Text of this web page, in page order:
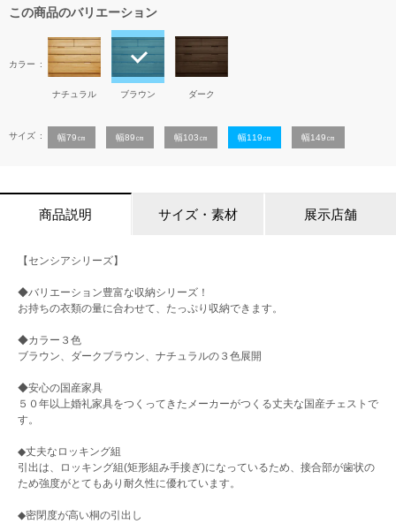
この商品のバリエーション
カラー
ナチュラル ブラウン ダーク
サイズ 幅79㎝ 幅89㎝ 幅103㎝ 幅119㎝ 幅149㎝
商品説明 サイズ・素材 展示店舗
【センシアシリーズ】
◆バリエーション豊富な収納シリーズ！
お持ちの衣類の量に合わせて、たっぷり収納できます。
◆カラー３色
ブラウン、ダークブラウン、ナチュラルの３色展開
◆安心の国産家具
５０年以上婚礼家具をつくってきたメーカーがつくる丈夫な国産チェストで
す。
◆丈夫なロッキング組
引出は、ロッキング組(矩形組み手接ぎ)になっているため、接合部が歯状の
ため強度がとてもあり耐久性に優れています。
◆密閉度が高い桐の引出し